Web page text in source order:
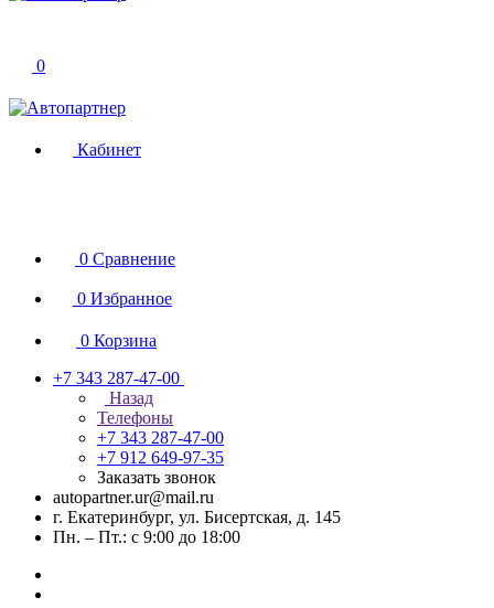
0
Кабинет
0 Сравнение
0 Избранное
0 Корзина
+7 343 287-47-00
Назад
Телефоны
+7 343 287-47-00
+7 912 649-97-35
Заказать звонок
autopartner.ur@mail.ru
г. Екатеринбург, ул. Бисертская, д. 145
Пн. – Пт.: с 9:00 до 18:00